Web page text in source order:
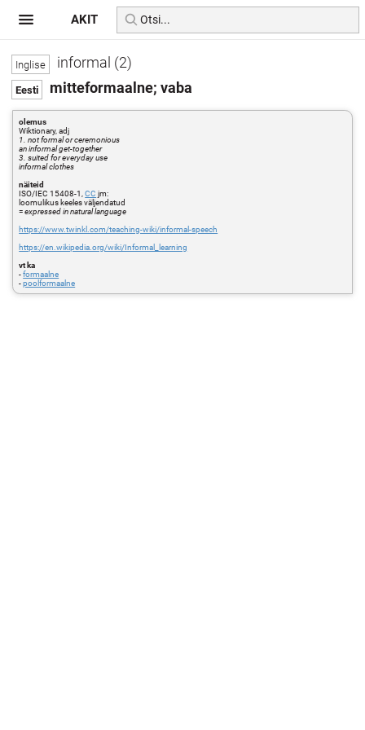
informal (2)
mitteformaalne; vaba
olemus
Wiktionary, adj
1. not formal or ceremonious
an informal get-together
3. suited for everyday use
informal clothes
näiteid
ISO/IEC 15408-1,CC jm:
loomulikus keeles väljendatud
=expressed in natural language
https://www.twinkl.com/teaching-wiki/informal-speech
https://en.wikipedia.org/wiki/Informal_learning
vt ka
-formaalne
-poolformaalne
AKIT